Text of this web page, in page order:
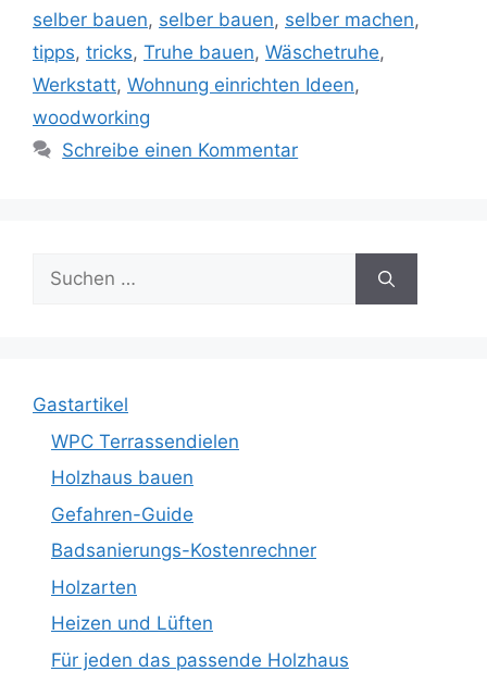
selber bauen, selber bauen, selber machen,
tipps, tricks, Truhe bauen, Wäschetruhe,
Werkstatt, Wohnung einrichten Ideen,
woodworking
Schreibe einen Kommentar
Suche
nach:
Gastartikel
WPC Terrassendielen
Holzhaus bauen
Gefahren-Guide
Badsanierungs-Kostenrechner
Holzarten
Heizen und Lüften
Für jeden das passende Holzhaus